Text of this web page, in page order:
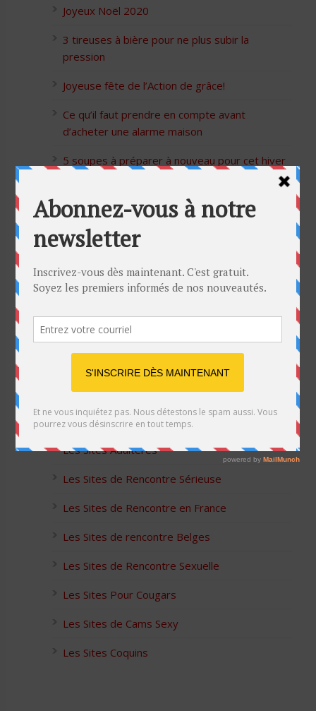
Joyeux Noël 2020
3 tireuses à bière pour ne plus subir la
pression
Joyeuse fête de l’Action de grâce!
Ce qu’il faut prendre en compte avant
d’acheter une alarme maison
5 soupes à préparer à nouveau pour cet hiver
5 idées cadeaux Moulinex pour votre mère
pour l’Action de Grâce
Blague de café: Une femme infidèle trompe
son mari
Listes des Sites de Rencontre
Les Sites Libertins
Les Apps pour les Couples Échangistes
Les Sites Adultères
Les Sites de Rencontre Sérieuse
Les Sites de Rencontre en France
Les Sites de rencontre Belges
Les Sites de Rencontre Sexuelle
Les Sites Pour Cougars
Les Sites de Cams Sexy
Les Sites Coquins